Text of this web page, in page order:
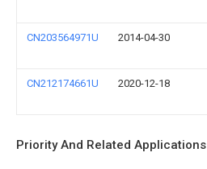
CN203564971U 2014-04-30
CN212174661U 2020-12-18
Priority And Related Applications